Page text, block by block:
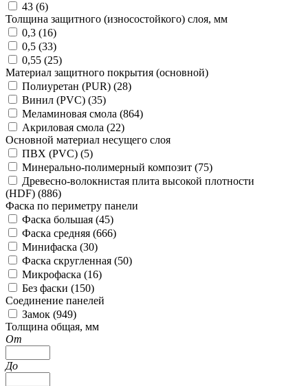
43 (6)
Толщина защитного (износостойкого) слоя, мм
0,3 (16)
0,5 (33)
0,55 (25)
Материал защитного покрытия (основной)
Полиуретан (PUR) (28)
Винил (PVC) (35)
Меламиновая смола (864)
Акриловая смола (22)
Основной материал несущего слоя
ПВХ (PVC) (5)
Минерально-полимерный композит (75)
Древесно-волокнистая плита высокой плотности
(HDF) (886)
Фаска по периметру панели
Фаска большая (45)
Фаска средняя (666)
Минифаска (30)
Фаска скругленная (50)
Микрофаска (16)
Без фаски (150)
Соединение панелей
Замок (949)
Толщина общая, мм
От
До